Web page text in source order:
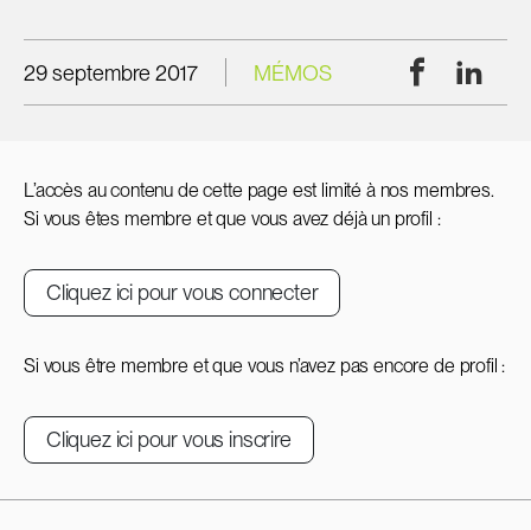
29 septembre 2017 MÉMOS Facebook
L’accès au contenu de cette page est limité à nos membres.
Si vous êtes membre et que vous avez déjà un profil :
Cliquez ici pour vous connecter
Si vous être membre et que vous n’avez pas encore de profil :
Cliquez ici pour vous inscrire